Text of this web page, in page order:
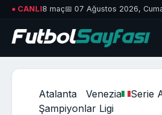
● CANLI8 maç📅 07 Ağustos 2026,
Atalanta Venezia
Serie
Şampiyonlar Ligi